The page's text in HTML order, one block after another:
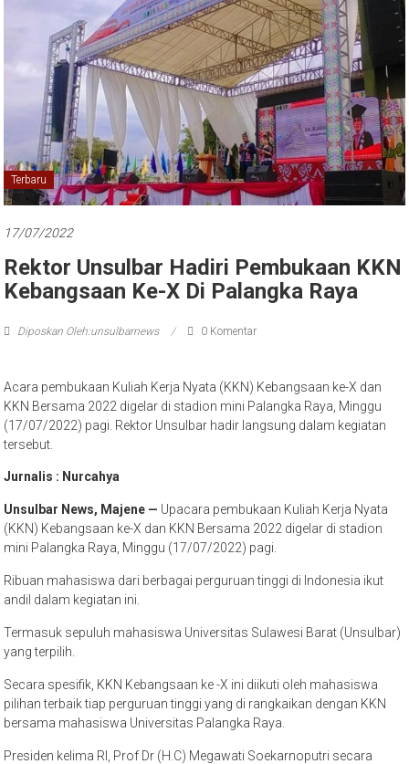
Terbaru
17/07/2022
Rektor Unsulbar Hadiri Pembukaan KKN
Kebangsaan Ke-X Di Palangka Raya
Diposkan Oleh:unsulbarnews 0 Komentar
Acara pembukaan Kuliah Kerja Nyata (KKN) Kebangsaan ke-X dan
KKN Bersama 2022 digelar di stadion mini Palangka Raya, Minggu
(17/07/2022) pagi. Rektor Unsulbar hadir langsung dalam kegiatan
tersebut.
Jurnalis : Nurcahya
Unsulbar News, Majene — Upacara pembukaan Kuliah Kerja Nyata
(KKN) Kebangsaan ke-X dan KKN Bersama 2022 digelar di stadion
mini Palangka Raya, Minggu (17/07/2022) pagi.
Ribuan mahasiswa dari berbagai perguruan tinggi di Indonesia ikut
andil dalam kegiatan ini.
Termasuk sepuluh mahasiswa Universitas Sulawesi Barat (Unsulbar)
yang terpilih.
Secara spesifik, KKN Kebangsaan ke -X ini diikuti oleh mahasiswa
pilihan terbaik tiap perguruan tinggi yang di rangkaikan dengan KKN
bersama mahasiswa Universitas Palangka Raya.
Presiden kelima RI, Prof Dr (H.C) Megawati Soekarnoputri secara